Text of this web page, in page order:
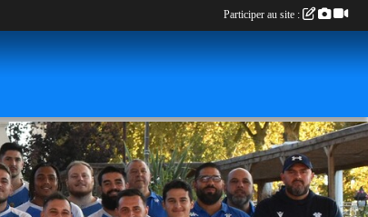
Participer au site :